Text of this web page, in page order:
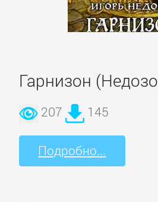
Гарнизон
207 145
Подробно...
Языкознание
И
РАССКАЗЫ
Очерки
Повести